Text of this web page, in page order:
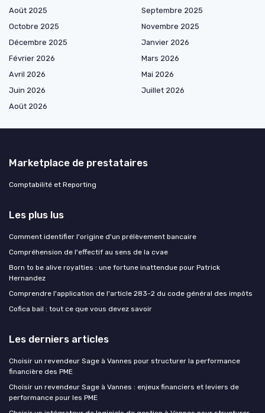
Août 2025
Septembre 2025
Octobre 2025
Novembre 2025
Décembre 2025
Janvier 2026
Février 2026
Mars 2026
Avril 2026
Mai 2026
Juin 2026
Juillet 2026
Août 2026
Marketplace de prestataires
Comptabilité et Reporting
Les plus lus
Comment identifier l'origine d'un prélèvement bancaire
Compréhension de l'effectif au sens de la cvae
Born to be alive royalties : une fortune inattendue pour Patrick
Hernandez
Comprendre l'application de l'article 283-2 du code général des impôts
Cofica bail : tout ce que vous devez savoir
Les derniers articles
Choisir un revendeur Sage à Vannes pour structurer la performance
financière des PME
Choisir un revendeur Sage à Vannes : enjeux financiers et leviers de
performance pour les PME